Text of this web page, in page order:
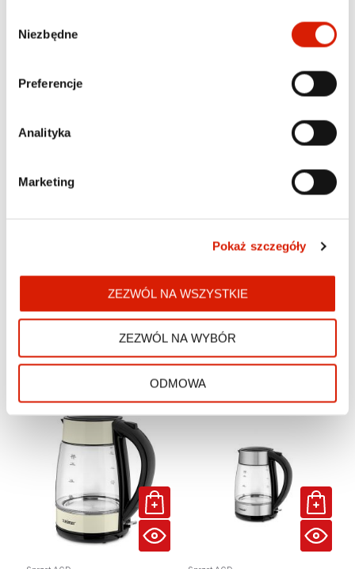
zgody
Niezbędne
Preferencje
Analityka
Marketing
Pokaż szczegóły
ZEZWÓL NA WSZYSTKIE
ZEZWÓL NA WYBÓR
ODMOWA
ARIETE 2846/01 BIAŁY
lub 45 600 pkt
EKS802WH
lub 48 800 pkt
Sprzęt AGD
ZCK7620G
159,00 zł